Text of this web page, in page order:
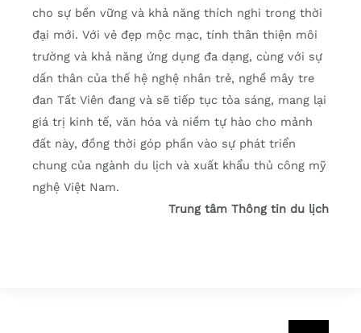
cho sự bền vững và khả năng thích nghi trong thời
đại mới. Với vẻ đẹp mộc mạc, tính thân thiện môi
trường và khả năng ứng dụng đa dạng, cùng với sự
dấn thân của thế hệ nghệ nhân trẻ, nghề mây tre
đan Tất Viên đang và sẽ tiếp tục tỏa sáng, mang lại
giá trị kinh tế, văn hóa và niềm tự hào cho mảnh
đất này, đồng thời góp phần vào sự phát triển
chung của ngành du lịch và xuất khẩu thủ công mỹ
nghệ Việt Nam.
Trung tâm Thông tin du lịch